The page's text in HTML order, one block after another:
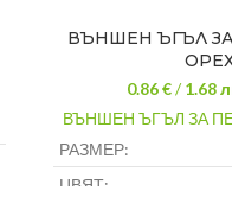
ВЪНШЕН ЪГЪЛ ЗА
0.86 €/1.68
ВЪНШЕН ЪГЪЛ ЗА
РАЗМЕР:
ЦВЯТ: